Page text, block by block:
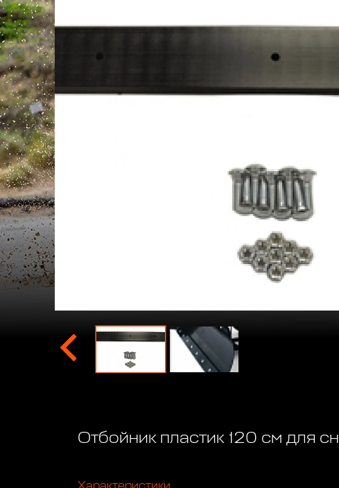
Отбойник пластик 120 см для